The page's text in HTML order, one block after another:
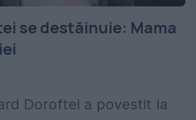
se destăinuie: Mama
Doroftei a povestit la